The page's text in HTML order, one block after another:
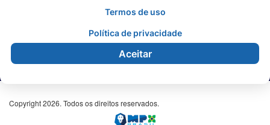
Copyright 2026. Todos os direitos reservados.
Termos de uso
Política de privacidade
Aceitar